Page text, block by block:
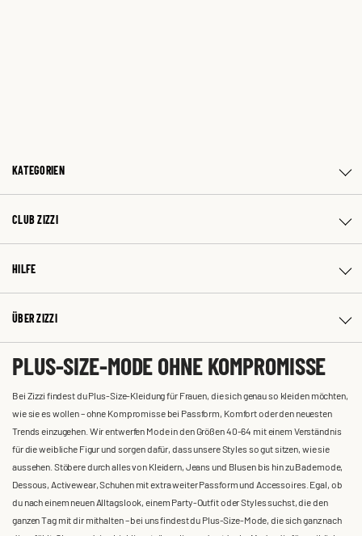
KATEGORIEN
CLUB ZIZZI
HILFE
ÜBER ZIZZI
PLUS-SIZE-MODE OHNE KOMPROMISSE
Bei Zizzi findest du Plus-Size-Kleidung für Frauen, die sich genau so kleiden möchten,
wie sie es wollen – ohne Kompromisse bei Passform, Komfort oder den neuesten
Trends einzugehen. Wir entwerfen Mode in den Größen 40-64 mit einem Verständnis
für die weibliche Figur und sorgen dafür, dass unsere Styles so gut sitzen, wie sie
aussehen. Stöbere durch alles von Kleidern, Jeans und Blusen bis hin zu Bademode,
Dessous, Activewear, Schuhen mit extra weiter Passform und Accessoires. Egal, ob
du nach einem neuen Alltagslook, einem Party-Outfit oder Styles suchst, die den
ganzen Tag mit dir mithalten – bei uns findest du Plus-Size-Mode, die sich ganz nach